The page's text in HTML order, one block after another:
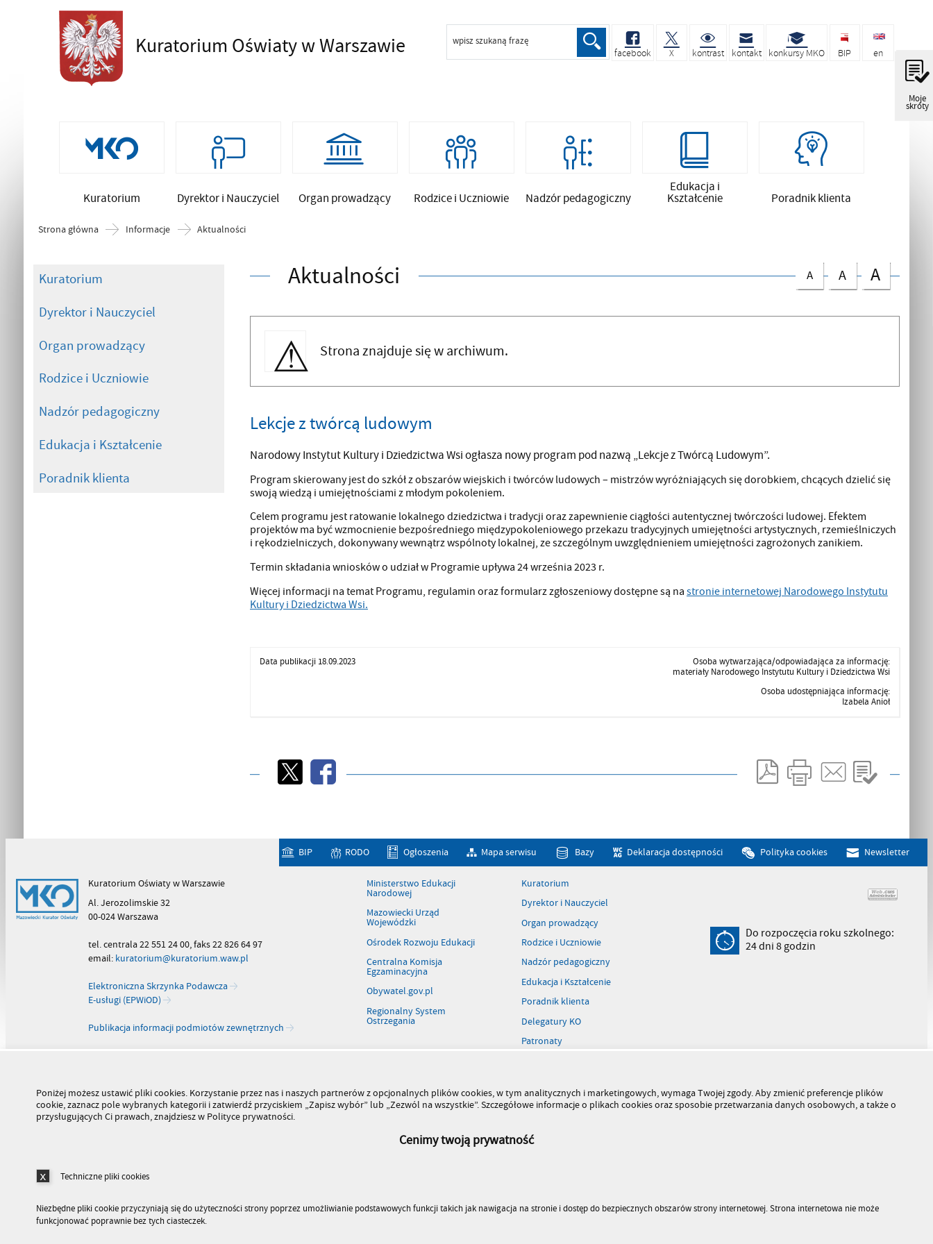
Moje
skróty
Kuratorium Oświatyw Warszawie wpisz szukaną frazę
Szukaj
facebook X kontrast kontakt konkursy MKO BIP en
Kuratorium Dyrektor i Nauczyciel Organ prowadzący Rodzice i Uczniowie Nadzór pedagogiczny
Edukacja i
Kształcenie Poradnik klienta
Strona główna Informacje Aktualności
Kuratorium
Dyrektor i Nauczyciel
Organ prowadzący
Rodzice i Uczniowie
Nadzór pedagogiczny
Edukacja i Kształcenie
Poradnik klienta
Aktualności A A A
Strona znajduje się w archiwum.
Lekcje z twórcą ludowym
Narodowy Instytut Kultury i Dziedzictwa Wsi ogłasza nowy program pod nazwą „Lekcje z Twórcą Ludowym”.
Program skierowany jest do szkół z obszarów wiejskich i twórców ludowych – mistrzów wyróżniających się dorobkiem, chcących dzielić się
swoją wiedzą i umiejętnościami z młodym pokoleniem.
Celem programu jest ratowanie lokalnego dziedzictwa i tradycji oraz zapewnienie ciągłości autentycznej twórczości ludowej. Efektem
projektów ma być wzmocnienie bezpośredniego międzypokoleniowego przekazu tradycyjnych umiejętności artystycznych, rzemieślniczych
i rękodzielniczych, dokonywany wewnątrz wspólnoty lokalnej, ze szczególnym uwzględnieniem umiejętności zagrożonych zanikiem.
Termin składania wniosków o udział w Programie upływa 24 września 2023 r.
Więcej informacji na temat Programu, regulamin oraz formularz zgłoszeniowy dostępne są nastronie internetowej Narodowego Instytutu
Kultury i Dziedzictwa Wsi.
Data publikacji 18.09.2023
Osoba wytwarzająca/odpowiadająca za informację:
materiały Narodowego Instytutu Kultury i Dziedzictwa Wsi
Osoba udostępniająca informację:
Izabela Anioł
Kuratorium Oświaty w Warszawie
Al. Jerozolimskie 32
00-024 Warszawa
tel. centrala 22 551 24 00, faks 22 826 64 97
email: kuratorium@kuratorium.waw.pl
Elektroniczna Skrzynka Podawcza
E-usługi (EPWiOD)
Publikacja informacji podmiotów zewnętrznych
BIP RODO Ogłoszenia Mapa serwisu Bazy Deklaracja dostępności Polityka cookies Newsletter
Ministerstwo Edukacji
Narodowej
Mazowiecki Urząd
Wojewódzki
Ośrodek Rozwoju Edukacji
Centralna Komisja
Egzaminacyjna
Obywatel.gov.pl
Regionalny System
Ostrzegania
Kuratorium
Dyrektor i Nauczyciel
Organ prowadzący
Rodzice i Uczniowie
Nadzór pedagogiczny
Edukacja i Kształcenie
Poradnik klienta
Delegatury KO
Patronaty
Kiermasz książek
Do rozpoczęcia roku szkolnego:
24dni8 godzin
Poniżej możesz ustawić pliki cookies. Korzystanie przez nas i naszych partnerów z opcjonalnych plików cookies, w tym analitycznych i marketingowych, wymaga Twojej zgody. Aby zmienić preferencje plików
cookie, zaznacz pole wybranych kategorii i zatwierdź przyciskiem „Zapisz wybór” lub „Zezwól na wszystkie”. Szczegółowe informacje o plikach cookies oraz sposobie przetwarzania danych osobowych, a także o
przysługujących Ci prawach, znajdziesz w Polityce prywatności.
Cenimy twoją prywatność
Techniczne pliki cookies
Niezbędne pliki cookie przyczyniają się do użyteczności strony poprzez umożliwianie podstawowych funkcji takich jak nawigacja na stronie i dostęp do bezpiecznych obszarów strony internetowej. Strona internetowa nie może
funkcjonować poprawnie bez tych ciasteczek.